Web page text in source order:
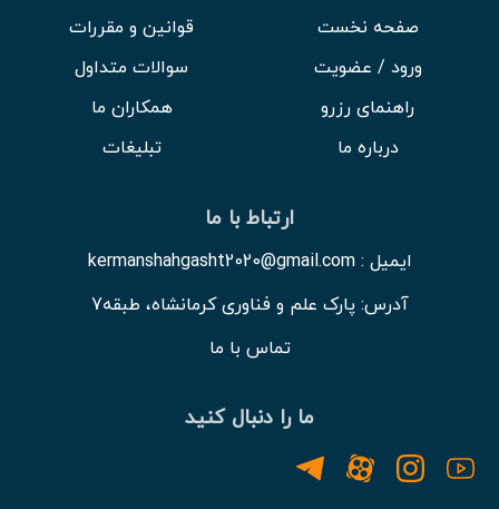
صفحه نخست
ورود / عضویت
راهنمای رزرو
درباره ما
قوانین و مقررات
سوالات متداول
همکاران ما
تبلیغات
ارتباط با ما
ایمیل : kermanshahgasht2020@gmail.com
آدرس: پارک علم و فناوری کرمانشاه، طبقه7
تماس با ما
ما را دنبال کنید